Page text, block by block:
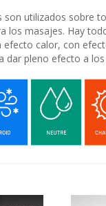
son utilizados sobre
los masajes. Hay
efecto calor, con
dar pleno efecto a